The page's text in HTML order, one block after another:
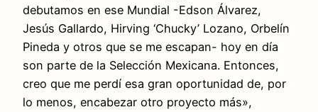
debutamos en ese Mundial -Edson Álvarez,
Jesús Gallardo, Hirving ‘Chucky’ Lozano, Orbelín
Pineda y otros que se me escapan- hoy en día
son parte de la Selección Mexicana. Entonces,
creo que me perdí esa gran oportunidad de, por
lo menos, encabezar otro proyecto más»,